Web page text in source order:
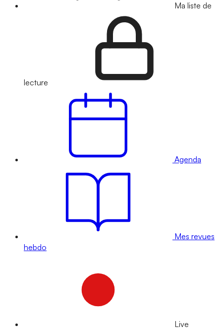
Ma liste de
lecture
Agenda
Mes revues
hebdo
Live